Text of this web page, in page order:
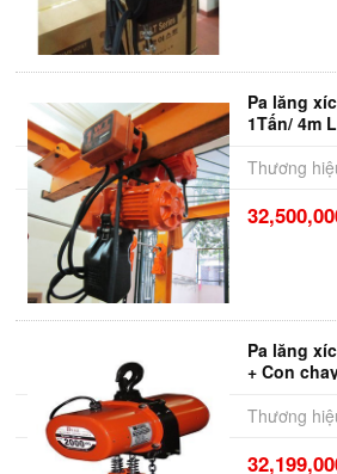
Pa lăng
1Tấn/ 4m
Thương
Pa lăng
+ Con
Thương